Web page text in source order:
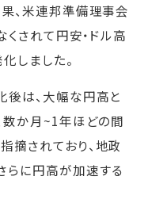
、米連邦準備理事会
されて円安・ドル高
しました。
後は、大幅な円高と
数か月~1年ほどの間
摘されており、地政
らに円高が加速する